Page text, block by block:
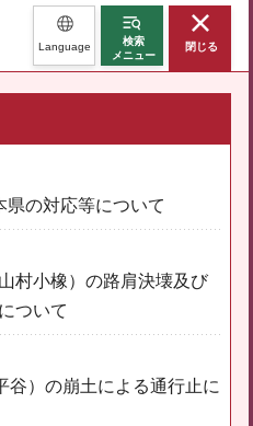
Language
検索
メニュー
閉じる
の対応等について
村小橡）の路肩決壊及び
ついて
谷）の崩土による通行止に